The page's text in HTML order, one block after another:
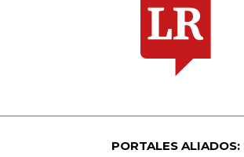
PORTALES ALIADOS: